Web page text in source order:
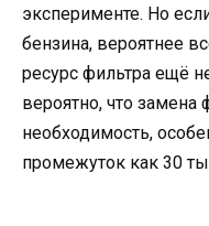
эксперименте. Но
бензина, вероятнее
ресурс фильтра ещё
вероятно, что
необходимость,
промежуток как 30